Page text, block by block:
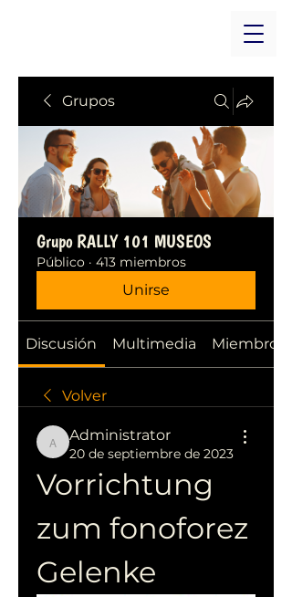
Grupos
Grupo RALLY 101 MUSEOS
Público · 413 miembros
Unirse
Discusión Multimedia Miembros
Volver
Administrator
Administrator
20 de septiembre de 2023
Vorrichtung
zum fonoforez
Gelenke